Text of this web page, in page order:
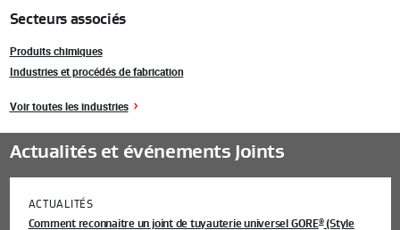
Secteurs associés
Produits chimiques
Industries et procédés de fabrication
Voir toutes les industries
Actualités et événements Joints
ACTUALITÉS
Comment reconnaitre un joint de tuyauterie universel GORE®(Style